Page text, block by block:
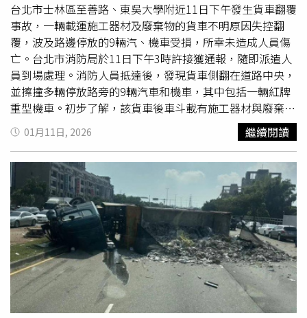
台北市士林區至善路、東吳大學附近11日下午發生貨車翻覆
事故，一輛載運施工器材及廢棄物的貨車不明原因失控翻
覆，波及路邊停放的9輛汽、機車受損，所幸未造成人員傷
亡。台北市消防局於11日下午3時許接獲通報，隨即派遣人
員到場處理。消防人員抵達後，發現貨車側翻在道路中央，
並擦撞多輛停放路旁的9輛汽車和機車，其中包括一輛紅牌
重型機車。初步了解，該貨車後車斗載有施工器材與廢棄
物，行駛途中先擦撞路旁停車後翻覆。消防人員考量車輛翻
覆後可能有起火風險，立即部署水線警戒，所幸未發生燃燒
情形。救護人員檢傷確認貨車駕駛並未受傷，事故現場隨後
交由警方處理。轄區警方表示，初步研判為貨車自撞翻覆
詳細肇事原因仍待進一步調查，警方已調閱周邊監視器畫
面，以釐清事故發生經過及責任歸屬。
01月11日, 2026 繼續閱讀